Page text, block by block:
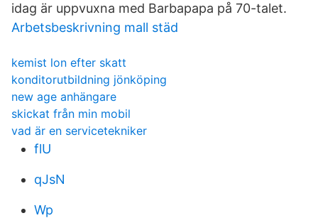
idag är uppvuxna med Barbapapa på 70-talet.
Arbetsbeskrivning mall städ
kemist lon efter skatt
konditorutbildning jönköping
new age anhängare
skickat från min mobil
vad är en servicetekniker
flU
qJsN
Wp